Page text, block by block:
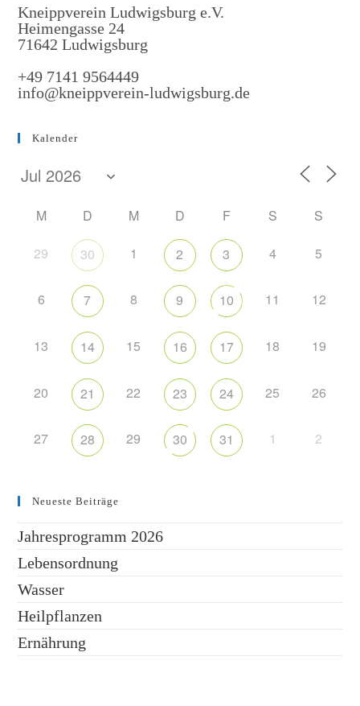
Kneippverein Ludwigsburg e.V.
Heimengasse 24
71642 Ludwigsburg
+49 7141 9564449
info@kneippverein-ludwigsburg.de
Kalender
M D M D F S S
29 30 1 2 3 4 5
6 7 8 9 10 11 12
13 14 15 16 17 18 19
20 21 22 23 24 25 26
27 28 29 30 31 1 2
Neueste Beiträge
Jahresprogramm 2026
Lebensordnung
Wasser
Heilpflanzen
Ernährung